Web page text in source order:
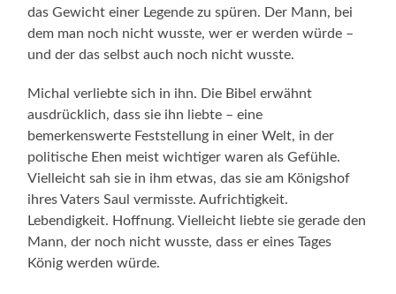
das Gewicht einer Legende zu spüren. Der Mann, bei
dem man noch nicht wusste, wer er werden würde –
und der das selbst auch noch nicht wusste.
Michal verliebte sich in ihn. Die Bibel erwähnt
ausdrücklich, dass sie ihn liebte – eine
bemerkenswerte Feststellung in einer Welt, in der
politische Ehen meist wichtiger waren als Gefühle.
Vielleicht sah sie in ihm etwas, das sie am Königshof
ihres Vaters Saul vermisste. Aufrichtigkeit.
Lebendigkeit. Hoffnung. Vielleicht liebte sie gerade den
Mann, der noch nicht wusste, dass er eines Tages
König werden würde.